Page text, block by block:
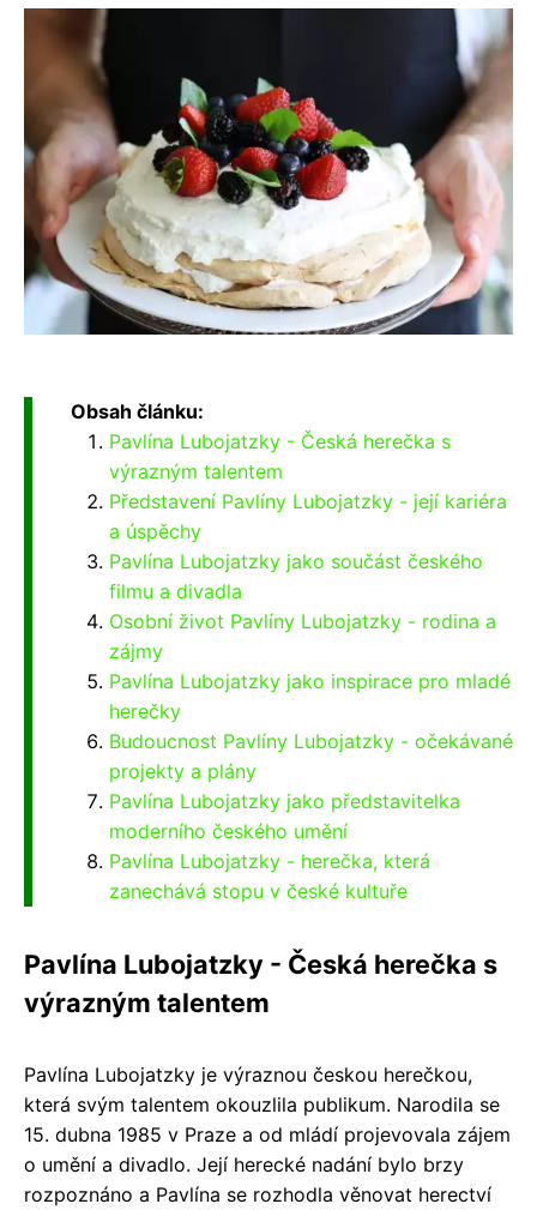
Obsah článku:
Pavlína Lubojatzky - Česká herečka s
výrazným talentem
Představení Pavlíny Lubojatzky - její kariéra
a úspěchy
Pavlína Lubojatzky jako součást českého
filmu a divadla
Osobní život Pavlíny Lubojatzky - rodina a
zájmy
Pavlína Lubojatzky jako inspirace pro mladé
herečky
Budoucnost Pavlíny Lubojatzky - očekávané
projekty a plány
Pavlína Lubojatzky jako představitelka
moderního českého umění
Pavlína Lubojatzky - herečka, která
zanechává stopu v české kultuře
Pavlína Lubojatzky - Česká herečka s
výrazným talentem
Pavlína Lubojatzky je výraznou českou herečkou,
která svým talentem okouzlila publikum. Narodila se
15. dubna 1985 v Praze a od mládí projevovala zájem
o umění a divadlo. Její herecké nadání bylo brzy
rozpoznáno a Pavlína se rozhodla věnovat herectví